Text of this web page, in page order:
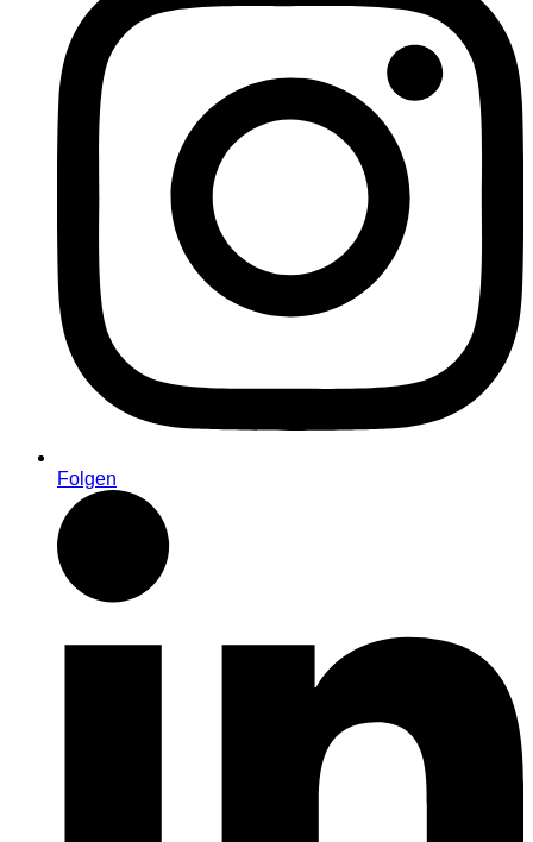
Folgen